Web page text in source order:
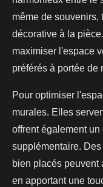
même de souvenirs,
décorative à la
maximiser l'espace
préférés à portée de
Pour optimiser
murales. Elles
offrent également
supplémentaire.
bien placés peuvent
en apportant une